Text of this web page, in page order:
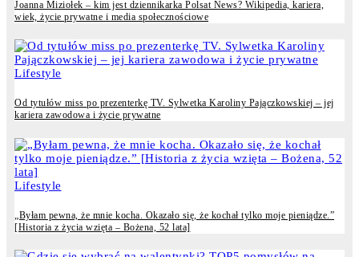
Joanna Miziołek – kim jest dziennikarka Polsat News? Wikipedia, kariera,
wiek, życie prywatne i media społecznościowe
Lifestyle
Od tytułów miss po prezenterkę TV. Sylwetka Karoliny Pajączkowskiej – jej
kariera zawodowa i życie prywatne
Lifestyle
„Byłam pewna, że mnie kocha. Okazało się, że kochał tylko moje pieniądze.”
[Historia z życia wzięta – Bożena, 52 lata]